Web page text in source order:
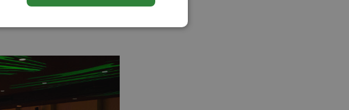
in verbinding